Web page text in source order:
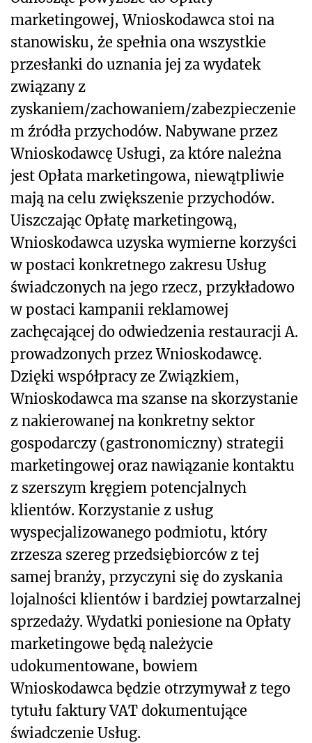
marketingowej, Wnioskodawca stoi na
stanowisku, że spełnia ona wszystkie
przesłanki do uznania jej za wydatek
związany z
zyskaniem/zachowaniem/zabezpieczenie
m źródła przychodów. Nabywane przez
Wnioskodawcę Usługi, za które należna
jest Opłata marketingowa, niewątpliwie
mają na celu zwiększenie przychodów.
Uiszczając Opłatę marketingową,
Wnioskodawca uzyska wymierne korzyści
w postaci konkretnego zakresu Usług
świadczonych na jego rzecz, przykładowo
w postaci kampanii reklamowej
zachęcającej do odwiedzenia restauracji A.
prowadzonych przez Wnioskodawcę.
Dzięki współpracy ze Związkiem,
Wnioskodawca ma szanse na skorzystanie
z nakierowanej na konkretny sektor
gospodarczy (gastronomiczny) strategii
marketingowej oraz nawiązanie kontaktu
z szerszym kręgiem potencjalnych
klientów. Korzystanie z usług
wyspecjalizowanego podmiotu, który
zrzesza szereg przedsiębiorców z tej
samej branży, przyczyni się do zyskania
lojalności klientów i bardziej powtarzalnej
sprzedaży. Wydatki poniesione na Opłaty
marketingowe będą należycie
udokumentowane, bowiem
Wnioskodawca będzie otrzymywał z tego
tytułu faktury VAT dokumentujące
świadczenie Usług.